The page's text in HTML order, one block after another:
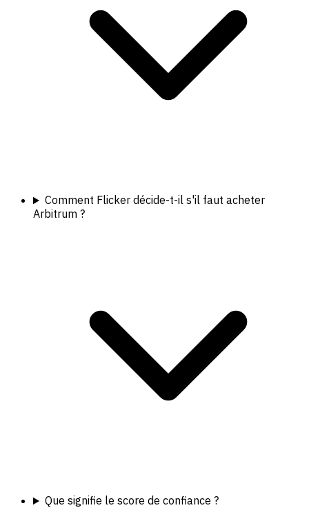
Comment Flicker décide-t-il s'il faut acheter
Arbitrum ?
Que signifie le score de confiance ?